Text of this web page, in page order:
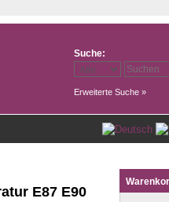
Suche:
Erweiterte Suche »
E87 E90